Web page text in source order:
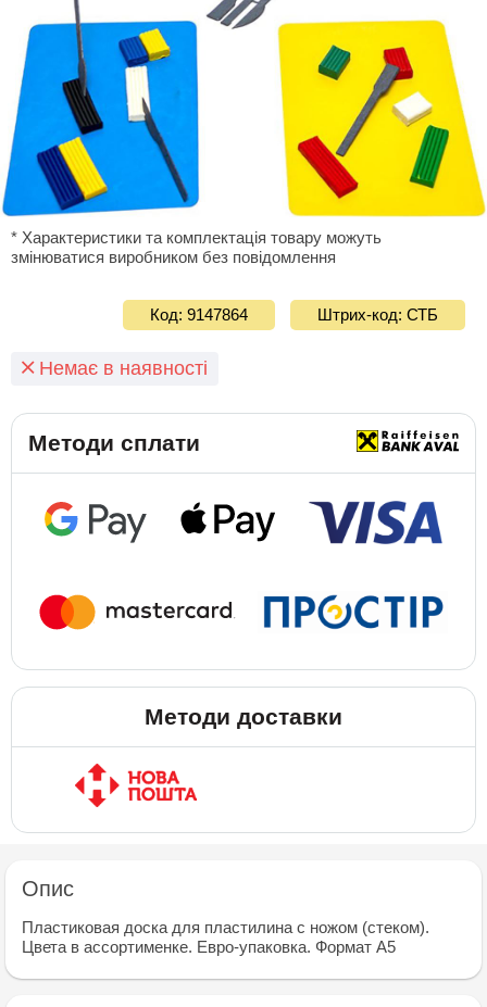
* Характеристики та комплектація товару можуть
змінюватися виробником без повідомлення
Код: 9147864 Штрих-код: СТБ
Немає в наявності
Методи сплати
Методи доставки
Опис
Пластиковая доска для пластилина с ножом (стеком).
Цвета в ассортименке. Евро-упаковка. Формат А5